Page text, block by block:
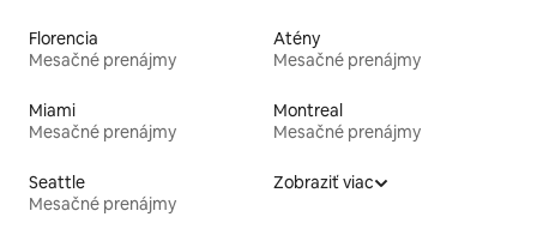
Florencia
Mesačné prenájmy
Atény
Mesačné prenájmy
Miami
Mesačné prenájmy
Montreal
Mesačné prenájmy
Seattle
Mesačné prenájmy
Zobraziť viac